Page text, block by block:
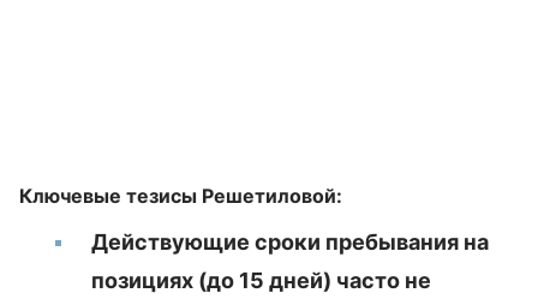
Ключевые тезисы Решетиловой:
Действующие сроки пребывания на
позициях (до 15 дней) часто не